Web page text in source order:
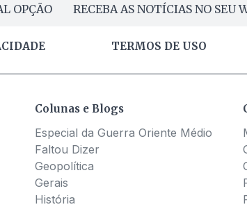
OPÇÃO RECEBA AS NOTÍCIAS NO SEU
TERMOS DE USO
Colunas e Blogs
Especial da Guerra Oriente Médio
Faltou Dizer
Geopolítica
Gerais
História